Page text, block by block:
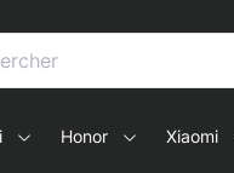
und Tablets
Honor Xiaomi